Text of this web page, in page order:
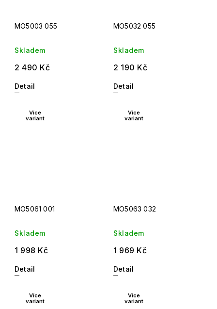
MO5003 055
Skladem
2 490 Kč
Detail
MO5032 055
Skladem
2 190 Kč
Detail
Více
variant
MO5061 001
Skladem
1 998 Kč
Detail
Více
variant
MO5063 032
Skladem
1 969 Kč
Detail
Více
variant
Více
variant